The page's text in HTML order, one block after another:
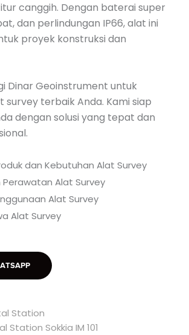
canggih. Dengan baterai super
dan perlindungan IP66, alat ini
proyek konstruksi dan
Dinar Geoinstrument untuk
survey terbaik Anda. Kami siap
dengan solusi yang tepat dan
dan Kebutuhan Alat Survey
Perawatan Alat Survey
Alat Survey
Alat Survey
Station
Station Sokkia IM 101